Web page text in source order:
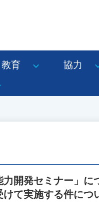
教育 協力
力開発セミナー」に
て実施する件につ